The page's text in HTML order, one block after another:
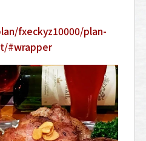
fxeckyz10000/plan-
#wrapper